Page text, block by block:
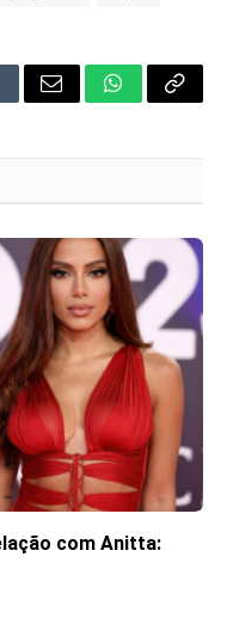
Email WhatsApp
Copy
com Anitta: